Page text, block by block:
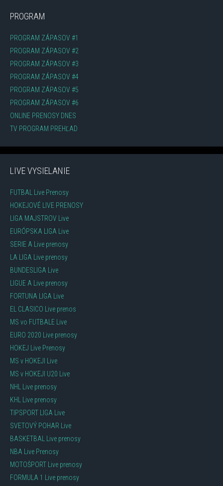
PROGRAM
PROGRAM ZÁPASOV #1
PROGRAM ZÁPASOV #2
PROGRAM ZÁPASOV #3
PROGRAM ZÁPASOV #4
PROGRAM ZÁPASOV #5
PROGRAM ZÁPASOV #6
ONLINE PRENOSY DNES
TV PROGRAM PREHĽAD
LIVE VYSIELANIE
FUTBAL Live Prenosy
HOKEJOVÉ LIVE PRENOSY
LIGA MAJSTROV Live
EURÓPSKA LIGA Live
SERIE A Live prenosy
LA LIGA Live prenosy
BUNDESLIGA Live
LIGUE A Live prenosy
FORTUNA LIGA Live
EL CLASICO Live prenos
MS vo FUTBALE Live
EURO 2020 Live prenosy
HOKEJ Live Prenosy
MS v HOKEJI Live
MS v HOKEJI U20 Live
NHL Live prenosy
KHL Live prenosy
TIPSPORT LIGA Live
SVETOVÝ POHAR Live
BASKETBAL Live prenosy
NBA Live Prenosy
MOTOŠPORT Live prenosy
FORMULA 1 Live prenosy